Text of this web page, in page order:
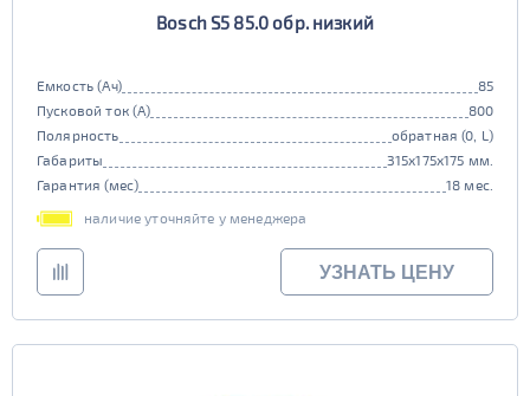
Bosch S5 85.0 обр. низкий
Емкость (Ач)
85
Пусковой ток (А)
800
Полярность
обратная (0, L)
Габариты
315x175x175 мм.
Гарантия (мес)
18 мес.
наличие уточняйте у менеджера
УЗНАТЬ ЦЕНУ